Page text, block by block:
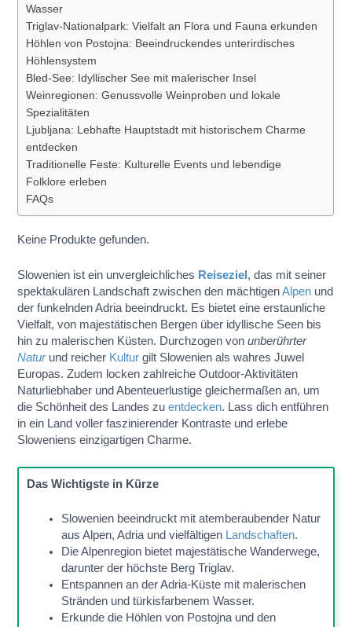
Wasser
Triglav-Nationalpark: Vielfalt an Flora und Fauna erkunden
Höhlen von Postojna: Beeindruckendes unterirdisches
Höhlensystem
Bled-See: Idyllischer See mit malerischer Insel
Weinregionen: Genussvolle Weinproben und lokale
Spezialitäten
Ljubljana: Lebhafte Hauptstadt mit historischem Charme
entdecken
Traditionelle Feste: Kulturelle Events und lebendige
Folklore erleben
FAQs
Keine Produkte gefunden.
Slowenien ist ein unvergleichliches Reiseziel , das mit seiner
spektakulären Landschaft zwischen den mächtigenAlpen und
der funkelnden Adria beeindruckt. Es bietet eine erstaunliche
Vielfalt, von majestätischen Bergen über idyllische Seen bis
hin zu malerischen Küsten. Durchzogen vonunberührter
Naturund reicher Kultur gilt Slowenien als wahres Juwel
Europas. Zudem locken zahlreiche Outdoor-Aktivitäten
Naturliebhaber und Abenteuerlustige gleichermaßen an, um
die Schönheit des Landes zuentdecken. Lass dich entführen
in ein Land voller faszinierender Kontraste und erlebe
Sloweniens einzigartigen Charme.
Das Wichtigste in Kürze
Slowenien beeindruckt mit atemberaubender Natur
aus Alpen, Adria und vielfältigen Landschaften.
Die Alpenregion bietet majestätische Wanderwege,
darunter der höchste Berg Triglav.
Entspannen an der Adria-Küste mit malerischen
Stränden und türkisfarbenem Wasser.
Erkunde die Höhlen von Postojna und den